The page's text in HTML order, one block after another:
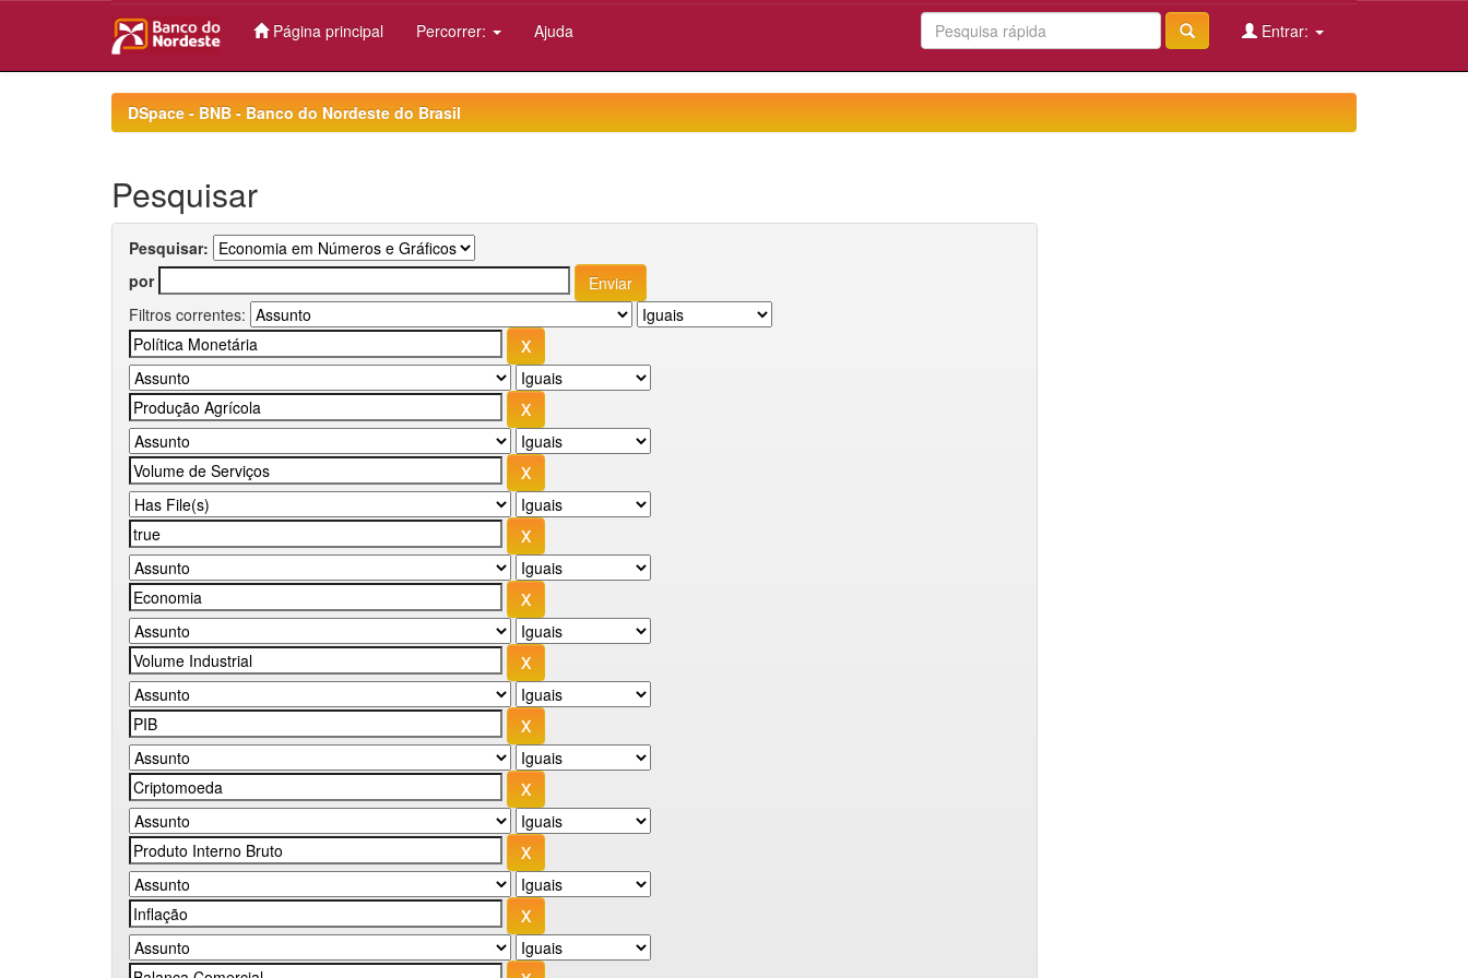
Página principal Percorrer: Ajuda Entrar:
DSpace - BNB - Banco do Nordeste do Brasil
Pesquisar
Pesquisar:
por
Filtros correntes: